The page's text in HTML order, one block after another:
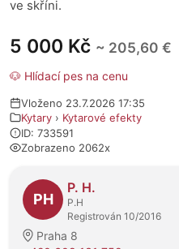
5 000 Kč ~ 205,60 €
🐶 Hlídací pes na cenu
Vloženo 23.7.2026 17:35
Kytary › Kytarové efekty
ID: 733591
Zobrazeno 2062x
O prodejci
PH
P. H.
P.H
Registrován 10/2016
Praha 8
ve skříni.